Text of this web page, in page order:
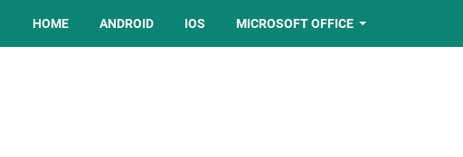
HOME ANDROID IOS MICROSOFT OFFICE